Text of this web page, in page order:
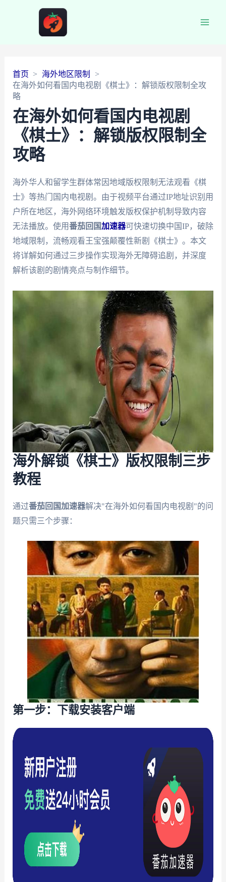
首页
海外地区限制
在海外如何看国内电视剧《棋士》：解锁版权限制全攻
略
在海外如何看国内电视剧
《棋士》：解锁版权限制全
攻略
海外华人和留学生群体常因地域版权限制无法观看《棋
士》等热门国内电视剧。由于视频平台通过IP地址识别用
户所在地区，海外网络环境触发版权保护机制导致内容
无法播放。使用番茄回国加速器可快速切换中国IP，破除
地域限制，流畅观看王宝强颠覆性新剧《棋士》。本文
将详解如何通过三步操作实现海外无障碍追剧，并深度
解析该剧的剧情亮点与制作细节。
海外解锁《棋士》版权限制三步
教程
通过番茄回国加速器解决"在海外如何看国内电视剧"的问
题只需三个步骤：
第一步：下载安装客户端